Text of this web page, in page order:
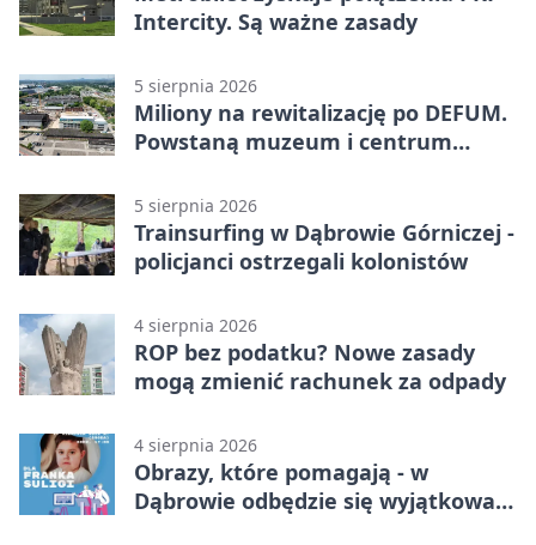
Intercity. Są ważne zasady
5 sierpnia 2026
Miliony na rewitalizację po DEFUM.
Powstaną muzeum i centrum
5 sierpnia 2026
Trainsurfing w Dąbrowie Górniczej -
policjanci ostrzegali kolonistów
4 sierpnia 2026
ROP bez podatku? Nowe zasady
mogą zmienić rachunek za odpady
4 sierpnia 2026
Obrazy, które pomagają - w
Dąbrowie odbędzie się wyjątkowa